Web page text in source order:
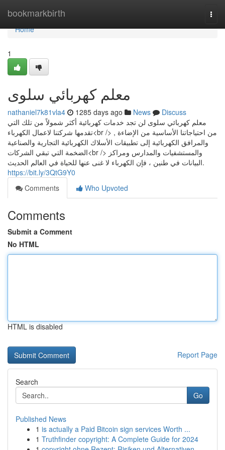
bookmarkbirth
Home
Home
1
معلم كهربائي سلوى
nathaniel7k81vla4 1285 days ago News
Discuss
معلم كهربائي سلوى لن تجد خدمات كهربائية أكثر شمولاً من تلك التي
تقدمها شركتنا لاعمال الكهرباء<br /> , من احتياجاتنا الأساسية من الإضاءة
والمرافق الكهربائية إلى تطبيقات الأسلاك الكهربائية التجارية والصناعية
الضخمة التي تبقي الشركات<br /> والمستشفيات والمدارس ومراكز
البيانات في طنين ، فإن الكهرباء لا غنى عنها للحياة في العالم الحديث.
https://bit.ly/3QtG9Y0
Comments
Who Upvoted
Comments
Submit a Comment
No HTML
HTML is disabled
Report Page
Search
Go
Published News
1 is actually a Paid Bitcoin sign services Worth ...
1 Truthfinder copyright: A Complete Guide for 2024